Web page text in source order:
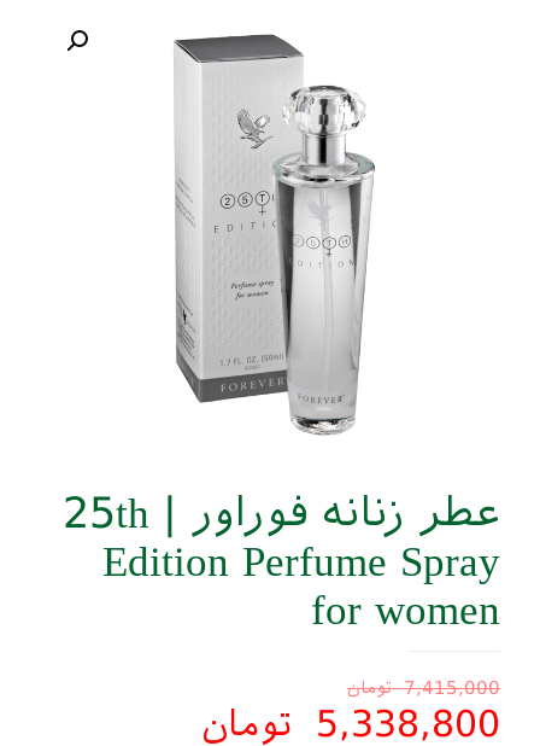
عطر زنانه فوراور | 25th
Edition Perfume Spray
for women
7,415,000 تومان
5,338,800 تومان